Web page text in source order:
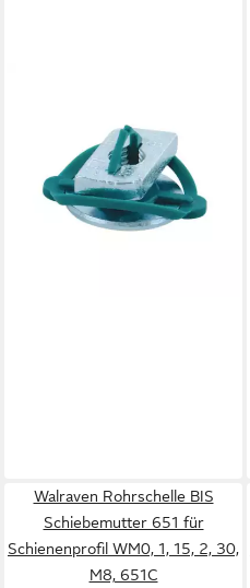
Schiebemutter für
Schienenprofil WM0, 1, 15, 2,
30, M6
lieferbar - in 3-4 Werktagen bei dir
Walraven Rohrschelle BIS
Schiebemutter 651 für
Schienenprofil WM0, 1, 15, 2, 30,
M8, 651C